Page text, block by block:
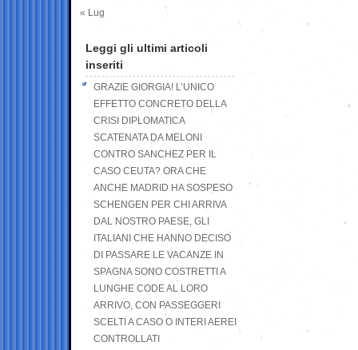
« Lug
Leggi gli ultimi articoli
inseriti
GRAZIE GIORGIA! L’UNICO
EFFETTO CONCRETO DELLA
CRISI DIPLOMATICA
SCATENATA DA MELONI
CONTRO SANCHEZ PER IL
CASO CEUTA? ORA CHE
ANCHE MADRID HA SOSPESO
SCHENGEN PER CHI ARRIVA
DAL NOSTRO PAESE, GLI
ITALIANI CHE HANNO DECISO
DI PASSARE LE VACANZE IN
SPAGNA SONO COSTRETTI A
LUNGHE CODE AL LORO
ARRIVO, CON PASSEGGERI
SCELTI A CASO O INTERI AEREI
CONTROLLATI